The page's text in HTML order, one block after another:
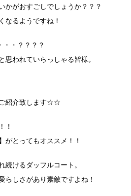
かがおすごしでしょうか？？？
なるようですね！
・・？？？？
思われていらっしゃる皆様。
紹介致します☆☆
！
がとってもオススメ！！
続けるダッフルコート。
らしさがあり素敵ですよね！